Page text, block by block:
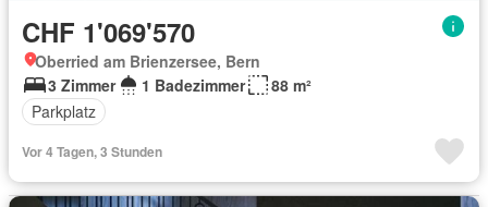
CHF 1'069'570
Oberried am Brienzersee, Bern
3 Zimmer
1 Badezimmer
88 m²
Parkplatz
Vor 4 Tagen, 3 Stunden